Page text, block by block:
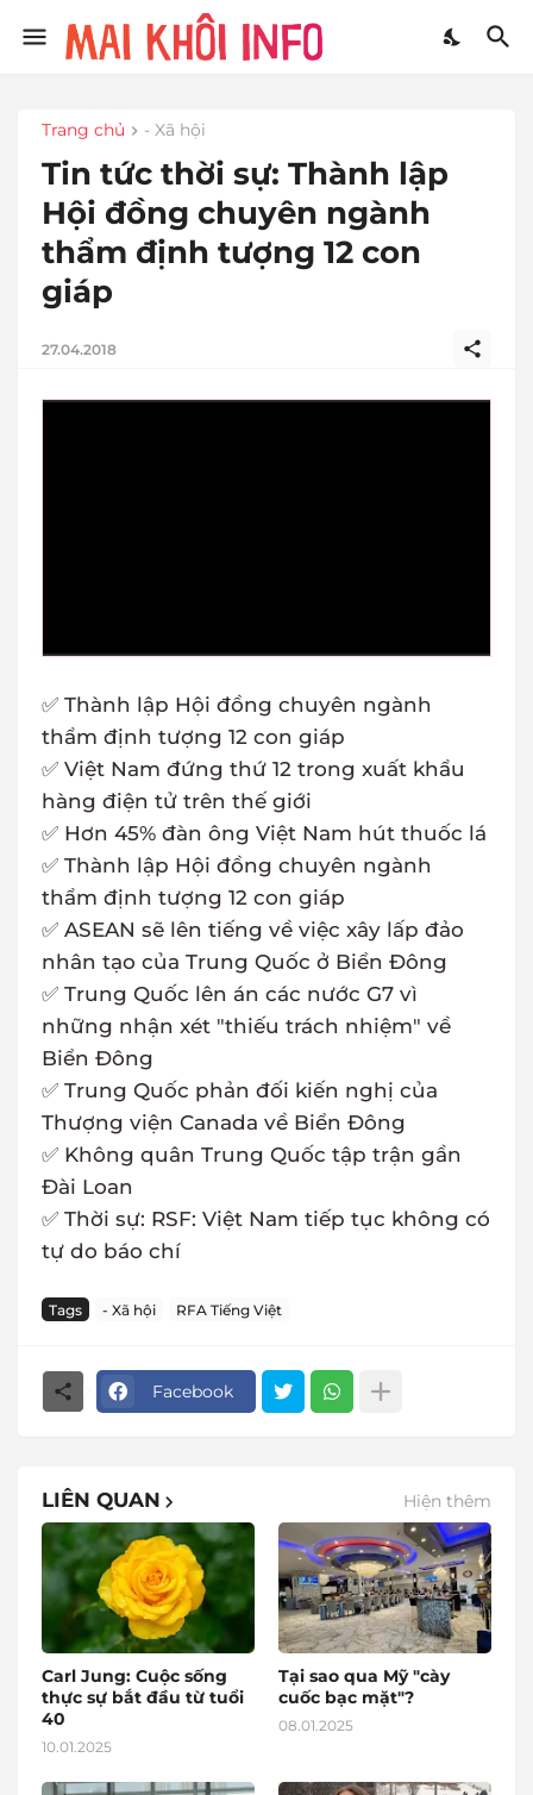
Trang chủ - Xã hội
Tin tức thời sự: Thành lập
Hội đồng chuyên ngành
thẩm định tượng 12 con
giáp
27.04.2018
✅ Thành lập Hội đồng chuyên ngành
thẩm định tượng 12 con giáp
✅ Việt Nam đứng thứ 12 trong xuất khẩu
hàng điện tử trên thế giới
✅ Hơn 45% đàn ông Việt Nam hút thuốc lá
✅ Thành lập Hội đồng chuyên ngành
thẩm định tượng 12 con giáp
✅ ASEAN sẽ lên tiếng về việc xây lấp đảo
nhân tạo của Trung Quốc ở Biển Đông
✅ Trung Quốc lên án các nước G7 vì
những nhận xét "thiếu trách nhiệm" về
Biển Đông
✅ Trung Quốc phản đối kiến nghị của
Thượng viện Canada về Biển Đông
✅ Không quân Trung Quốc tập trận gần
Đài Loan
✅ Thời sự: RSF: Việt Nam tiếp tục không có
tự do báo chí
Tags - Xã hội RFA Tiếng Việt
Facebook
LIÊN QUAN Hiện thêm
Carl Jung: Cuộc sống
thực sự bắt đầu từ tuổi
40
10.01.2025
Tại sao qua Mỹ "cày
cuốc bạc mặt"?
08.01.2025